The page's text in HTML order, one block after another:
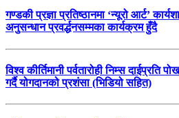
गण्डकी प्रज्ञा प्रतिष्ठानमा ‘न्यूरो आर्ट’
अनुसन्धान प्रवर्द्धनसम्मका कार्यक्रम हुँदै
विश्व कीर्तिमानी पर्वतारोही निम्स दाईप्रति
गर्दै योगदानको प्रशंसा (भिडियो सहित)